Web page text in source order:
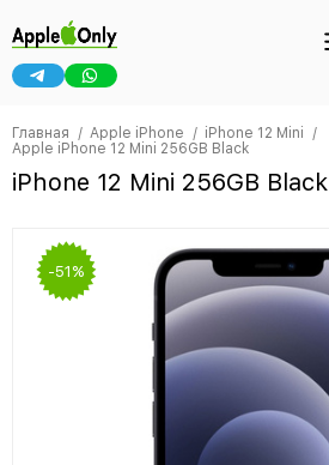
Главная Apple iPhone
iPhone 12 Mini
Apple iPhone 12 Mini 256GB Black
iPhone 12 Mini 256GB Black
-51%